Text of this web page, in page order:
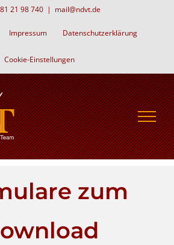
21 98 740 | mail@ndvt.de
Impressum Datenschutzerklärung
Cookie-Einstellungen
zum